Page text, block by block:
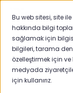
Bu web sitesi, site
hakkında bilgi
sağlamak için
bilgileri, tarama
özelleştirmek için
medyada
için kullanırız.
CSAT
LeoAna sayfaya geri